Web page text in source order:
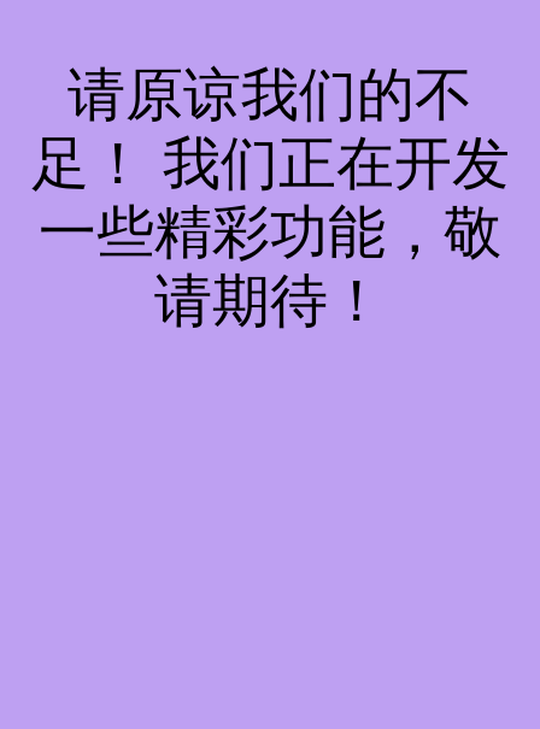
请原谅我们的不
足！ 我们正在开发
一些精彩功能，敬
请期待！